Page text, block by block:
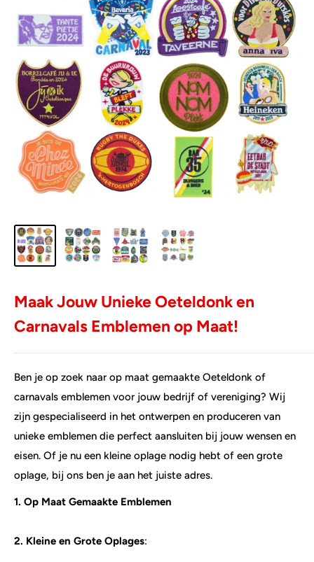
Maak Jouw Unieke Oeteldonk en
Carnavals Emblemen op Maat!
Ben je op zoek naar op maat gemaakte Oeteldonk of
carnavals emblemen voor jouw bedrijf of vereniging? Wij
zijn gespecialiseerd in het ontwerpen en produceren van
unieke emblemen die perfect aansluiten bij jouw wensen en
eisen. Of je nu een kleine oplage nodig hebt of een grote
oplage, bij ons ben je aan het juiste adres.
1. Op Maat Gemaakte Emblemen
2. Kleine en Grote Oplages: